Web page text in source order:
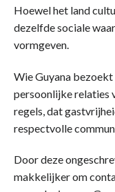
Hoewel het land
dezelfde sociale
vormgeven.
Wie Guyana
persoonlijke relaties
regels, dat
respectvolle
Door deze
makkelijker om